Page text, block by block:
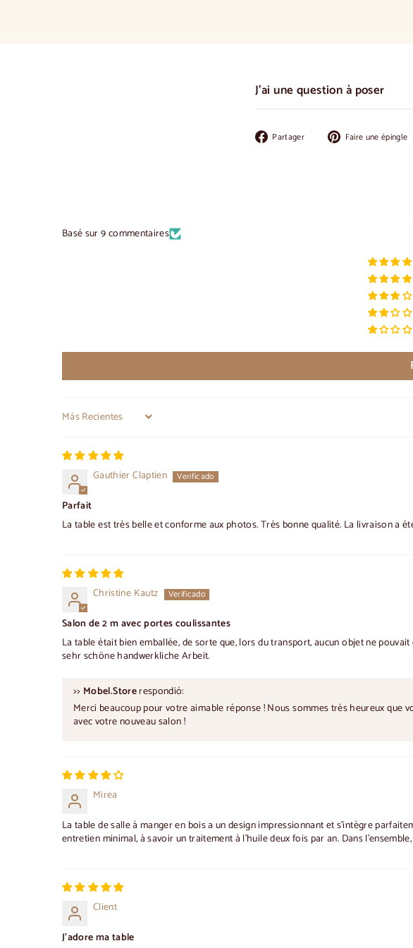
J'ai une question à poser
Partager PartagerFaire une épingle
Basé sur 9 commentaires
Sort by
Gauthier Claptien
Parfait
La table est très belle et conforme aux photos. Très bonne qualité. La livraison a
Christine Kautz
Salon de 2 m avec portes coulissantes
La table était bien emballée, de sorte que, lors du transport, aucun objet ne
sehr schöne handwerkliche Arbeit.
>> Mobel.Storerespondió:
Merci beaucoup pour votre aimable réponse ! Nous sommes très heureux que
avec votre nouveau salon !
Mirea
La table de salle à manger en bois a un design impressionnant et s'intègre
entretien minimal, à savoir un traitement à l'huile deux fois par an. Dans
Client
J'adore ma table